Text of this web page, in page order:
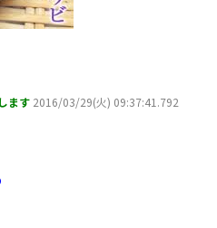
ます 2016/03/29(火) 09:37:41.792